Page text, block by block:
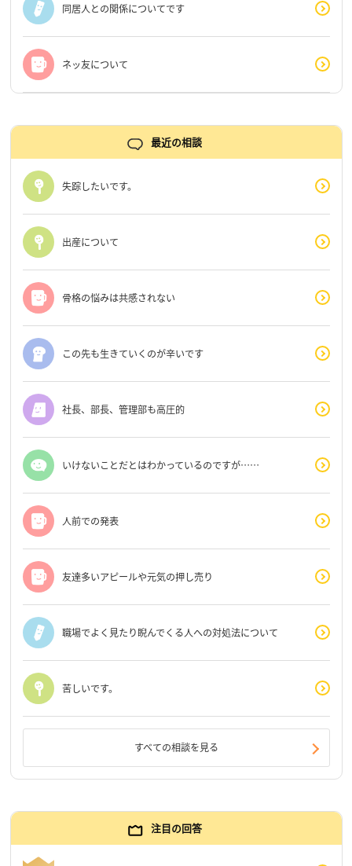
同居人との関係についてです
ネッ友について
最近の相談
失踪したいです。
出産について
骨格の悩みは共感されない
この先も生きていくのが辛いです
社長、部長、管理部も高圧的
いけないことだとはわかっているのですが……
人前での発表
友達多いアピールや元気の押し売り
職場でよく見たり睨んでくる人への対処法について
苦しいです。
すべての相談を見る
注目の回答